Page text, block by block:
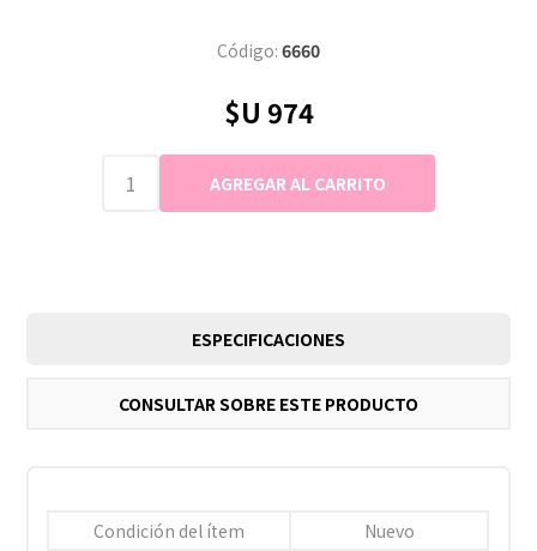
Código: 6660
$U 974
ESPECIFICACIONES
CONSULTAR SOBRE ESTE PRODUCTO
Condición del ítem
Nuevo